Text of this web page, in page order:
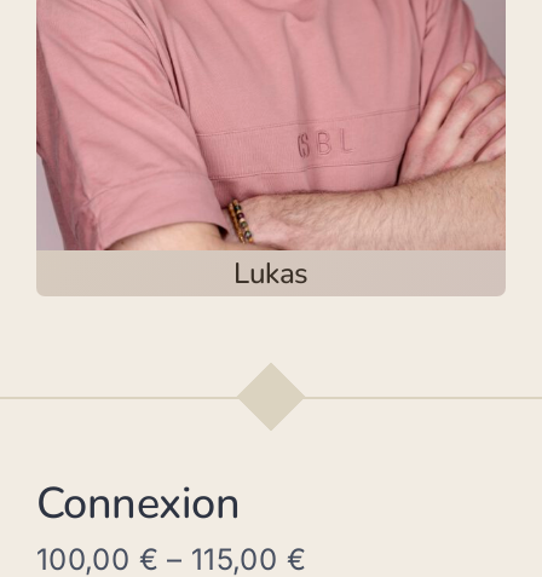
Lukas
Connexion
100,00 € – 115,00 €